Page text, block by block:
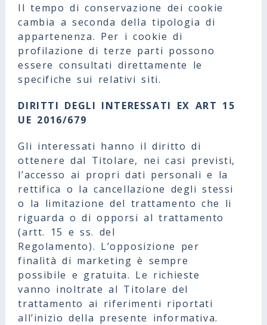
Il tempo di conservazione dei cookie
cambia a seconda della tipologia di
appartenenza. Per i cookie di
profilazione di terze parti possono
essere consultati direttamente le
specifiche sui relativi siti.
DIRITTI DEGLI INTERESSATI EX ART 15
UE 2016/679
Gli interessati hanno il diritto di
ottenere dal Titolare, nei casi previsti,
l’accesso ai propri dati personali e la
rettifica o la cancellazione degli stessi
o la limitazione del trattamento che li
riguarda o di opporsi al trattamento
(artt. 15 e ss. del
Regolamento). L’opposizione per
finalità di marketing è sempre
possibile e gratuita. Le richieste
vanno inoltrate al Titolare del
trattamento ai riferimenti riportati
all’inizio della presente informativa.